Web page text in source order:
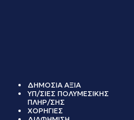
ΔΗΜΟΣΙΑ ΑΞΙΑ
ΥΠ/ΣΙΕΣ ΠΟΛΥΜΕΣΙΚΗΣ
ΠΛΗΡ/ΣΗΣ
ΧΟΡΗΓΙΕΣ